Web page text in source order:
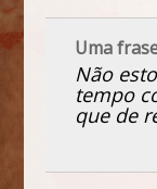
Uma
Não
tempo
que de